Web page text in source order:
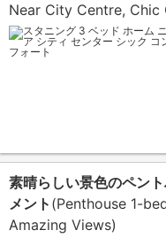
Near City Centre,
素晴らしい景色のペン
メント (Penthouse 1-
Amazing Views)